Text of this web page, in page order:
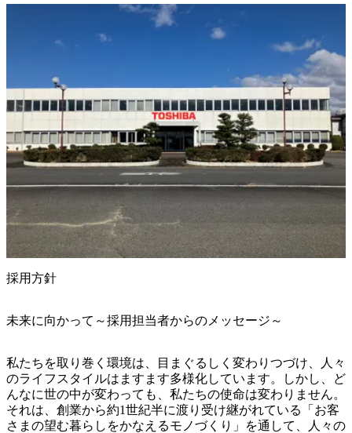
採用方針
未来に向かって～採用担当者からのメッセージ～
私たちを取り巻く環境は、目まぐるしく変わりつづけ、人々
のライフスタイルはますます多様化しています。しかし、ど
んなに世の中が変わっても、私たちの使命は変わりません。
それは、創業から約1世紀半に渡り受け継がれている「お客
さまの望む暮らしをかなえるモノづくり」を通して、人々の